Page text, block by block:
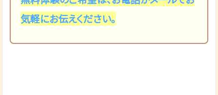
気軽にお伝えください。